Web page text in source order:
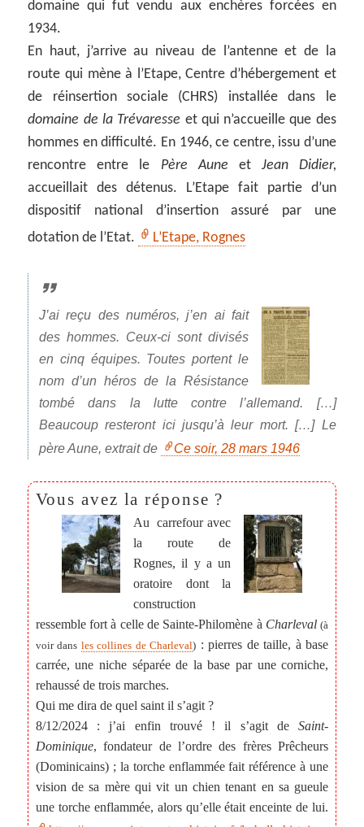
domaine qui fut vendu aux enchères forcées en
1934.
En haut, j’arrive au niveau de l’antenne et de la
route qui mène à l’Etape, Centre d’hébergement et
de réinsertion sociale (CHRS) installée dans le
domaine de la Trévaresse et qui n’accueille que des
hommes en difficulté. En 1946, ce centre, issu d’une
rencontre entre le Père Aune et Jean Didier,
accueillait des détenus. L’Etape fait partie d’un
dispositif national d’insertion assuré par une
dotation de l’Etat.
L’Etape, Rognes
J’ai reçu des numéros, j’en ai fait
des hommes. Ceux-ci sont divisés
en cinq équipes. Toutes portent le
nom d’un héros de la Résistance
tombé dans la lutte contre l’allemand. […]
Beaucoup resteront ici jusqu’à leur mort. […] Le
père Aune, extrait de
Ce soir, 28 mars 1946
Au carrefour avec
la route de
Rognes, il y a un
oratoire dont la
construction
ressemble fort à celle de Sainte-Philomène à Charleval (à
voir dans les collines de Charleval) : pierres de taille, à base
carrée, une niche séparée de la base par une corniche,
rehaussé de trois marches.
Qui me dira de quel saint il s’agit ?
8/12/2024 : j’ai enfin trouvé ! il s’agit deSaint-
Dominique, fondateur de l’ordre des frères Prêcheurs
(Dominicains) ; la torche enflammée fait référence à une
vision de sa mère qui vit un chien tenant en sa gueule
une torche enflammée, alors qu’elle était enceinte de lui.